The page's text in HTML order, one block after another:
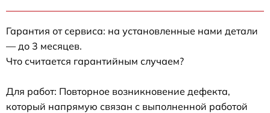
Гарантия от сервиса: на установленные нами детали
— до 3 месяцев.
Что считается гарантийным случаем?
Для работ: Повторное возникновение дефекта,
который напрямую связан с выполненной работой